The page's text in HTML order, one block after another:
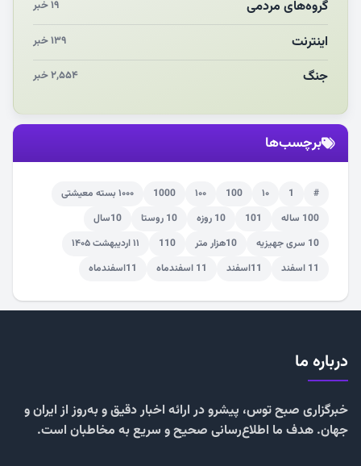
گروه‌های مردمی ۱۹ خبر
اینترنت ۱۳۹ خبر
جنگ ۲,۵۵۴ خبر
برچسب‌ها
#
1 ۱۰ 100 ۱۰۰ 1000
۱۰۰۰ بسته معیشتی
100 ساله
101 10 روزه 10 روستا
10سال
10 سری جهیزیه
10هزار متر 110
۱۱ اردیبهشت ۱۴۰۵
11 اسفند
11اسفند 11 اسفندماه 11اسفندماه
درباره ما
خبرگزاری صبح توس، پیشرو در ارائه اخبار دقیق و به‌روز از ایران و
جهان. هدف ما اطلاع‌رسانی صحیح و سریع به مخاطبان است.